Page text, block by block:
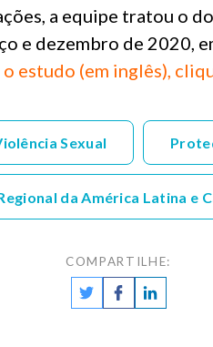
a equipe tratou o
e dezembro de 2020,
estudo (em inglês),
Sexual
da América Latina e
COMPARTILHE: